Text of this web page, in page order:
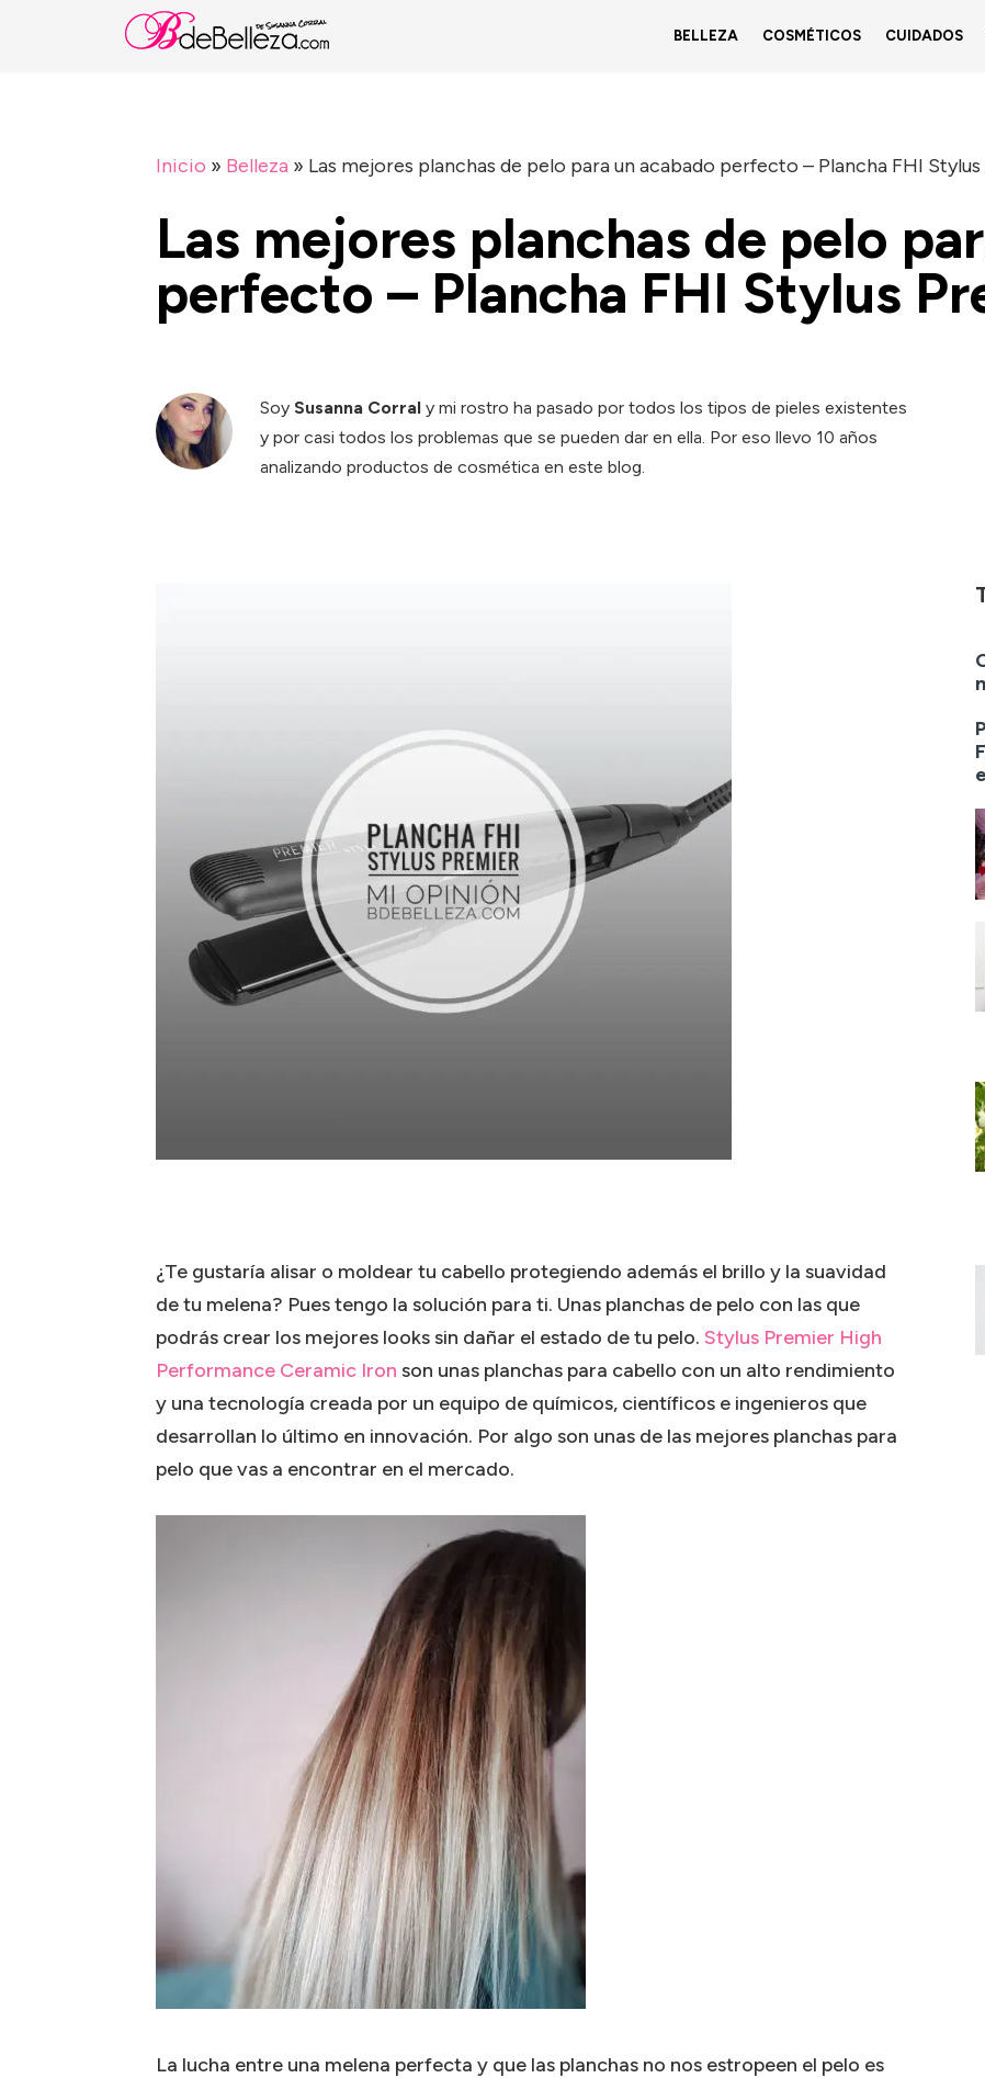
BELLEZA COSMÉTICOS CUIDADOS
Inicio » Belleza » Las mejores planchas de pelo para un acabado perfecto – Plancha FHI
Las mejores planchas de pelo
perfecto – Plancha FHI Stylus
Soy Susanna Corral y mi rostro ha pasado por todos los tipos de pieles existentes
y por casi todos los problemas que se pueden dar en ella. Por eso llevo 10 años
analizando productos de cosmética en este blog.
¿Te gustaría alisar o moldear tu cabello protegiendo además el brillo y la suavidad
de tu melena? Pues tengo la solución para ti. Unas planchas de pelo con las que
podrás crear los mejores looks sin dañar el estado de tu pelo. Stylus Premier High
Performance Ceramic Iron son unas planchas para cabello con un alto rendimiento
y una tecnología creada por un equipo de químicos, científicos e ingenieros que
desarrollan lo último en innovación. Por algo son unas de las mejores planchas para
pelo que vas a encontrar en el mercado.
La lucha entre una melena perfecta y que las planchas no nos estropeen el pelo es